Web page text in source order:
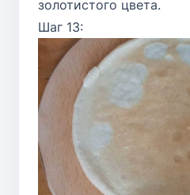
золотистого цвета.
Шаг 13: